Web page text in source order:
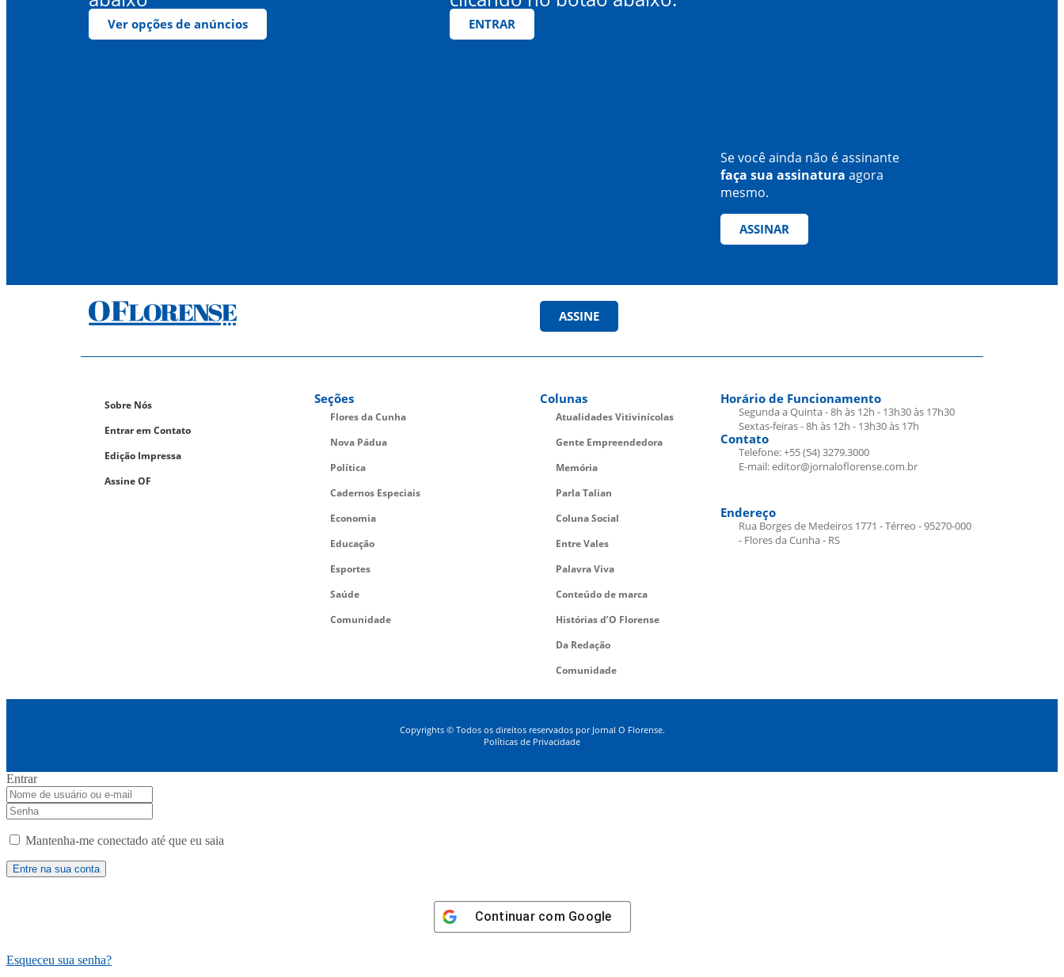
Ver opções de anúncios ENTRAR
Se você ainda não é assinante
faça sua assinatura agora
mesmo.
ASSINAR
ASSINE
Sobre Nós
Entrar em Contato
Edição Impressa
Assine OF
Seções
Flores da Cunha
Nova Pádua
Política
Cadernos Especiais
Economia
Educação
Esportes
Saúde
Comunidade
Colunas
Atualidades Vitivinícolas
Gente Empreendedora
Memória
Parla Talian
Coluna Social
Entre Vales
Palavra Viva
Conteúdo de marca
Histórias d’O Florense
Da Redação
Comunidade
Horário de Funcionamento
Segunda a Quinta - 8h às 12h - 13h30 às 17h30
Sextas-feiras - 8h às 12h - 13h30 às 17h
Contato
Telefone: +55 (54) 3279.3000
E-mail: editor@jornaloflorense.com.br
Endereço
Rua Borges de Medeiros 1771 - Térreo - 95270-000
- Flores da Cunha - RS
Copyrights © Todos os direitos reservados por Jornal O Florense.
Políticas de Privacidade
Entrar
Mantenha-me conectado até que eu saia
Continuar com Google
Esqueceu sua senha?